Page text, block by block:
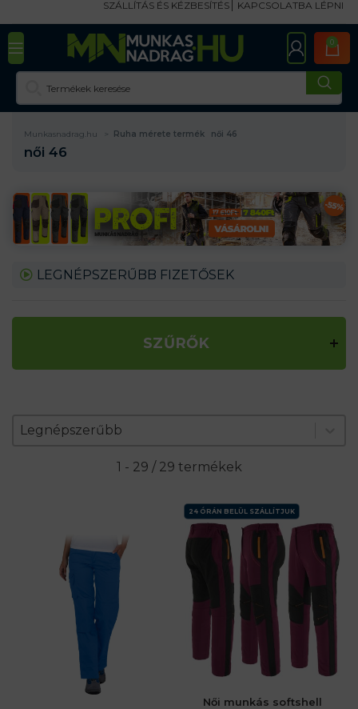
SZÁLLÍTÁS ÉS KÉZBESÍTÉS KAPCSOLATBA LÉPNI
0
Munkasnadrag.hu Ruha mérete termék női 46
női 46
LEGNÉPSZERŰBB FIZETŐSEK
SZŰRŐK
Zoradenie produktov
Sort content
Legnépszerűbb
Sort content
1 - 29 / 29 termékek
24 ÓRÁN BELÜL SZÁLLÍTJUK
Női munkás softshell